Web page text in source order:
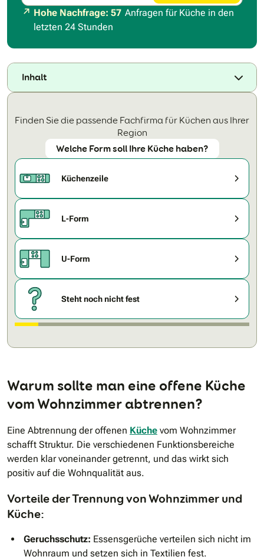
Hohe Nachfrage: 57 Anfragen für Küche in den
letzten 24 Stunden
Inhalt
Finden Sie die passende Fachfirma für Küchen aus Ihrer
Region
Welche Form soll Ihre Küche haben?
Küchenzeile
L-Form
U-Form
Steht noch nicht fest
Warum sollte man eine offene Küche
vom Wohnzimmer abtrennen?
Eine Abtrennung der offenen Küche vom Wohnzimmer
schafft Struktur. Die verschiedenen Funktionsbereiche
werden klar voneinander getrennt, und das wirkt sich
positiv auf die Wohnqualität aus.
Vorteile der Trennung von Wohnzimmer und
Küche:
Geruchsschutz: Essensgerüche verteilen sich nicht im
Wohnraum und setzen sich in Textilien fest.